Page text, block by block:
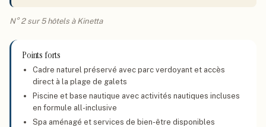
N° 2 sur 5 hôtels à Kinetta
Points forts
Cadre naturel préservé avec parc verdoyant et accès
direct à la plage de galets
Piscine et base nautique avec activités nautiques incluses
en formule all-inclusive
Spa aménagé et services de bien-être disponibles